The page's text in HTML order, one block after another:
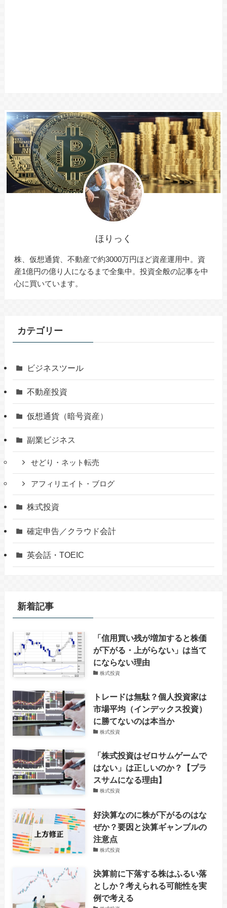
ほりっく
株、仮想通貨、不動産で約3000万円ほど資産運用中。資
産1億円の億り人になるまで全集中。投資全般の記事を中
心に買いています。
カテゴリー
ビジネスツール
不動産投資
仮想通貨（暗号資産）
副業ビジネス
せどり・ネット転売
アフィリエイト・ブログ
株式投資
確定申告／クラウド会計
英会話・TOEIC
新着記事
「信用買い残が増加すると株価
が下がる・上がらない」は当て
にならない理由
株式投資
トレードは無駄？個人投資家は
市場平均（インデックス投資）
に勝てないのは本当か
株式投資
「株式投資はゼロサムゲームで
はない」は正しいのか？【プラ
スサムになる理由】
株式投資
好決算なのに株が下がるのはな
ぜか？要因と決算ギャンブルの
注意点
株式投資
決算前に下落する株はふるい落
としか？考えられる可能性を実
例で考える